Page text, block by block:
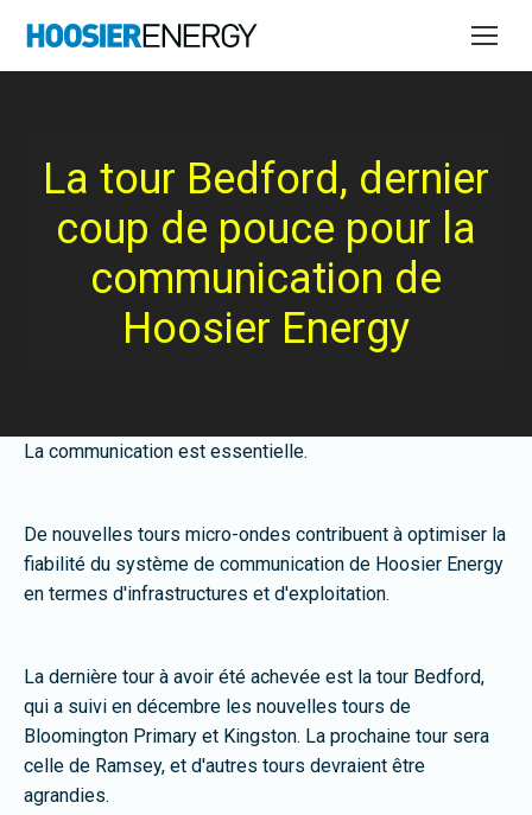
La tour Bedford, dernier
coup de pouce pour la
communication de
Hoosier Energy
La communication est essentielle.
De nouvelles tours micro-ondes contribuent à optimiser la
fiabilité du système de communication de Hoosier Energy
en termes d'infrastructures et d'exploitation.
La dernière tour à avoir été achevée est la tour Bedford,
qui a suivi en décembre les nouvelles tours de
Bloomington Primary et Kingston. La prochaine tour sera
celle de Ramsey, et d'autres tours devraient être
agrandies.